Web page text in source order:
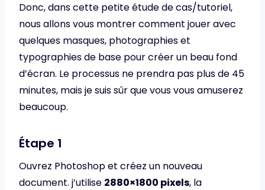
Donc, dans cette petite étude de cas/tutoriel,
nous allons vous montrer comment jouer avec
quelques masques, photographies et
typographies de base pour créer un beau fond
d’écran. Le processus ne prendra pas plus de 45
minutes, mais je suis sûr que vous vous amuserez
beaucoup.
Étape 1
Ouvrez Photoshop et créez un nouveau
document. j’utilise 2880×1800 pixels, la